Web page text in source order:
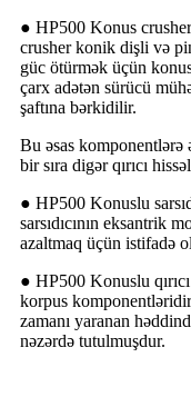
● HP500 Konus
crusher konik dişli və
güc ötürmək üçün
çarx adətən sürücü
şaftına bərkidilir.
Bu əsas komponentlərə
bir sıra digər qırıcı
● HP500 Konuslu
sarsıdıcının eksantrik
azaltmaq üçün istifadə
● HP500 Konuslu
korpus
zamanı yaranan
nəzərdə tutulmuşdur.